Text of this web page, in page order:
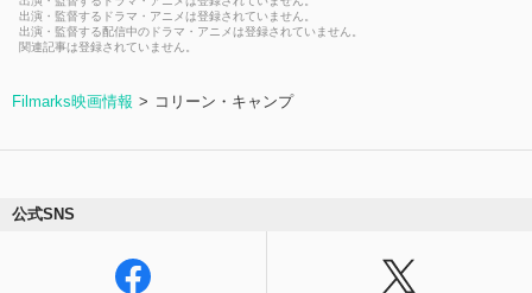
出演・監督するドラマ・アニメは登録されていません。
出演・監督する配信中のドラマ・アニメは登録されていません。
関連記事は登録されていません。
Filmarks映画情報 コリーン・キャンプ
公式SNS